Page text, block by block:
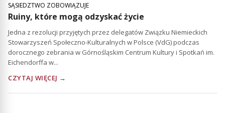
SĄSIEDZTWO ZOBOWIĄZUJE
Ruiny, które mogą odzyskać życie
Jedna z rezolucji przyjętych przez delegatów Związku Niemieckich
Stowarzyszeń Społeczno-Kulturalnych w Polsce (VdG) podczas
dorocznego zebrania w Górnośląskim Centrum Kultury i Spotkań im.
Eichendorffa w...
CZYTAJ WIĘCEJ →